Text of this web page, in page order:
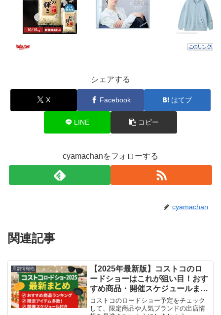
シェアする
X Facebook はてブ
LINE コピー
cyamachanをフォローする
cyamachan
関連記事
店舗情報他
【2025年最新版】コストコのロ
ードショーはこれが狙い目！おす
すめ商品・開催スケジュールまと
め
コストコのロードショー予定をチェック
して、限定商品や人気ブランドの出店情